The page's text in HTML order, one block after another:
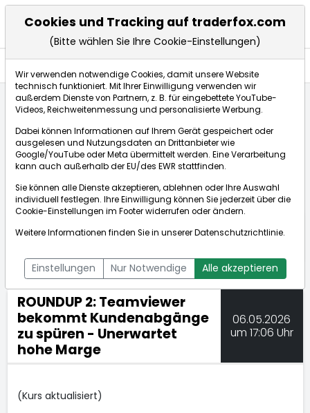
ROUNDUP 2: Teamviewer bekommt Kundenabgänge zu
sp...
dpa-AFX Compact
ROUNDUP 2: Teamviewer
bekommt Kundenabgänge
zu spüren - Unerwartet
hohe Marge
06.05.2026
um 17:06 Uhr
(Kurs aktualisiert)
Cookies und Tracking auf traderfox.com
(Bitte wählen Sie Ihre Cookie-Einstellungen)
Wir verwenden notwendige Cookies, damit unsere Website
technisch funktioniert. Mit Ihrer Einwilligung verwenden wir
außerdem Dienste von Partnern, z. B. für eingebettete YouTube-
Videos, Reichweitenmessung und personalisierte Werbung.
Dabei können Informationen auf Ihrem Gerät gespeichert oder
ausgelesen und Nutzungsdaten an Drittanbieter wie
Google/YouTube oder Meta übermittelt werden. Eine Verarbeitung
kann auch außerhalb der EU/des EWR stattfinden.
Sie können alle Dienste akzeptieren, ablehnen oder Ihre Auswahl
individuell festlegen. Ihre Einwilligung können Sie jederzeit über die
Cookie-Einstellungen im Footer widerrufen oder ändern.
Weitere Informationen finden Sie in unsererDatenschutzrichtlinie.
Einstellungen Nur Notwendige Alle akzeptieren